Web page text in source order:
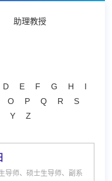
助理教授
D E F G H
I
O P Q R
S
Y Z
导师、硕士生导师、副系